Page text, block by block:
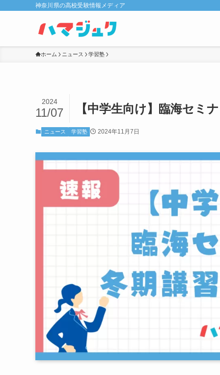
神奈川県の高校受験情報メディア
ホーム ニュース 学習塾
【中学生向け】臨海セミ
2024
11/07
ニュース 学習塾 2024年11月7日